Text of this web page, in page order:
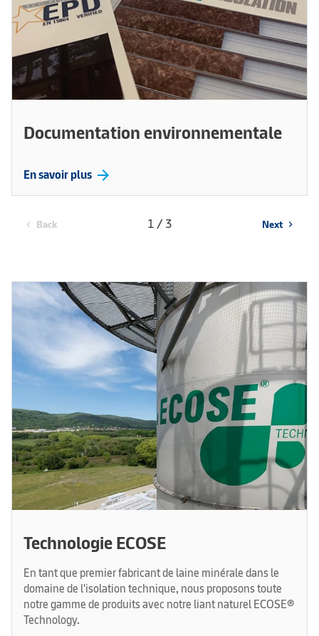
Documentation environnementale
En savoir plus arrow_forward
chevron_left Back 1 / 3 Next chevron_right
Technologie ECOSE
En tant que premier fabricant de laine minérale dans le
domaine de l'isolation technique, nous proposons toute
notre gamme de produits avec notre liant naturel ECOSE®
Technology.